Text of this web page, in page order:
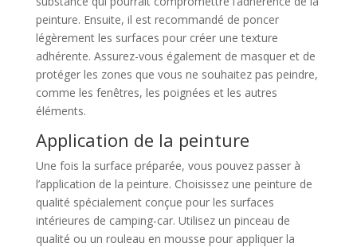
peinture. Ensuite, il est recommandé de poncer
légèrement les surfaces pour créer une texture
adhérente. Assurez-vous également de masquer et de
protéger les zones que vous ne souhaitez pas peindre,
comme les fenêtres, les poignées et les autres
éléments.
Application de la peinture
Une fois la surface préparée, vous pouvez passer à
l’application de la peinture. Choisissez une peinture de
qualité spécialement conçue pour les surfaces
intérieures de camping-car. Utilisez un pinceau de
qualité ou un rouleau en mousse pour appliquer la